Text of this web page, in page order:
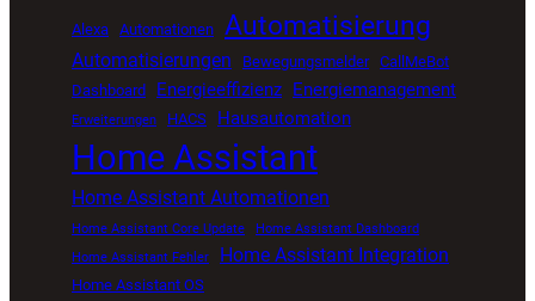
Alexa Automationen Automatisierung
Automatisierungen Bewegungsmelder CallMeBot
Dashboard
Energieeffizienz Energiemanagement
Erweiterungen HACS Hausautomation
Home Assistant
Home Assistant Automationen
Home Assistant Core Update
Home Assistant Dashboard
Home Assistant Fehler
Home Assistant Integration
Home Assistant OS